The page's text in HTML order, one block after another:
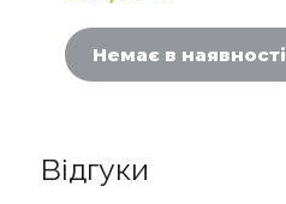
Немає в наявності
Відгуки